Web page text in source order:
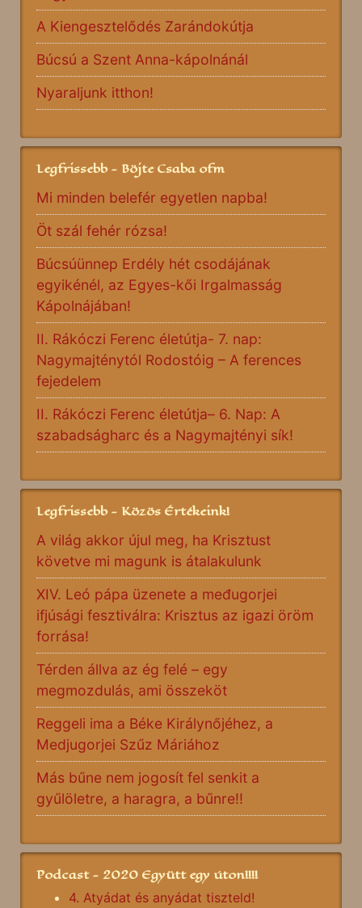
A Kiengesztelődés Zarándokútja
Búcsú a Szent Anna-kápolnánál
Nyaraljunk itthon!
Legfrissebb - Böjte Csaba ofm
Mi minden belefér egyetlen napba!
Öt szál fehér rózsa!
Búcsúünnep Erdély hét csodájának
egyikénél, az Egyes-kői Irgalmasság
Kápolnájában!
II. Rákóczi Ferenc életútja- 7. nap:
Nagymajténytól Rodostóig – A ferences
fejedelem
II. Rákóczi Ferenc életútja– 6. Nap: A
szabadságharc és a Nagymajtényi sík!
Legfrissebb - Közös Értékeink!
A világ akkor újul meg, ha Krisztust
követve mi magunk is átalakulunk
XIV. Leó pápa üzenete a međugorjei
ifjúsági fesztiválra: Krisztus az igazi öröm
forrása!
Térden állva az ég felé – egy
megmozdulás, ami összeköt
Reggeli ima a Béke Királynőjéhez, a
Medjugorjei Szűz Máriához
Más bűne nem jogosít fel senkit a
gyűlöletre, a haragra, a bűnre!!
Podcast - 2020 Együtt egy úton!!!!
4. Atyádat és anyádat tiszteld!